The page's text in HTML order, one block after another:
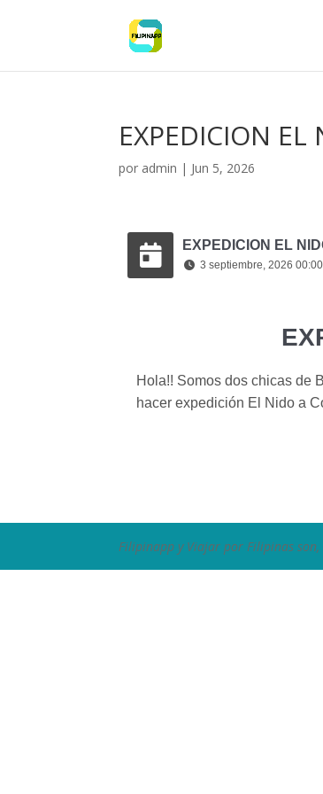
EXPEDICION EL
por admin | Jun 5, 2026
EXPEDICION EL
3 septiembre, 2026
Hola!! Somos dos chicas de
hacer expedición El Nido a
Filipinapp y Viajar por Filipinas